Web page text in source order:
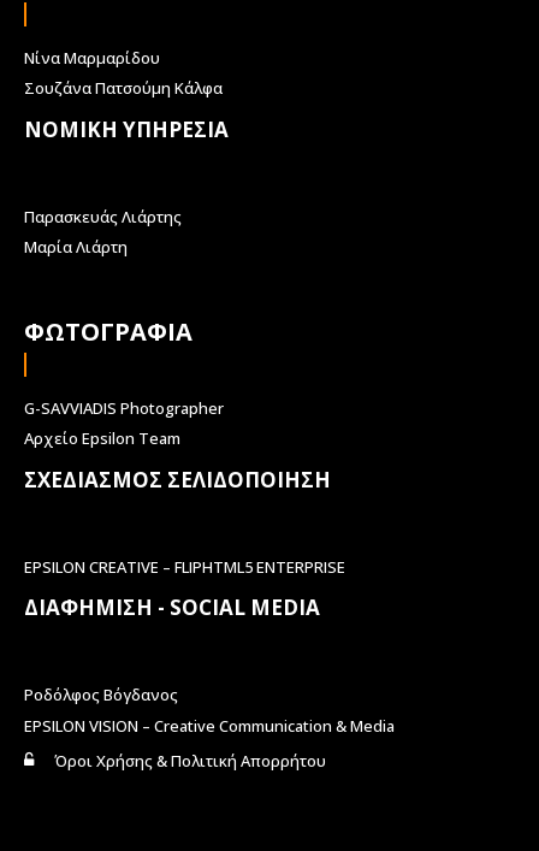
Νίνα Μαρμαρίδου
Σουζάνα Πατσούμη Κάλφα
ΝΟΜΙΚΗ ΥΠΗΡΕΣΙΑ
Παρασκευάς Λιάρτης
Μαρία Λιάρτη
ΦΩΤΟΓΡΑΦΙΑ
G-SAVVIADIS Photographer
Αρχείο Epsilon Team
ΣΧΕΔΙΑΣΜΟΣ ΣΕΛΙΔΟΠΟΙΗΣΗ
EPSILON CREATIVE – FLIPHTML5 ENTERPRISE
ΔΙΑΦΗΜΙΣΗ - SOCIAL MEDIA
Ροδόλφος Βόγδανος
EPSILON VISION – Creative Communication & Media
Όροι Χρήσης & Πολιτική Απορρήτου